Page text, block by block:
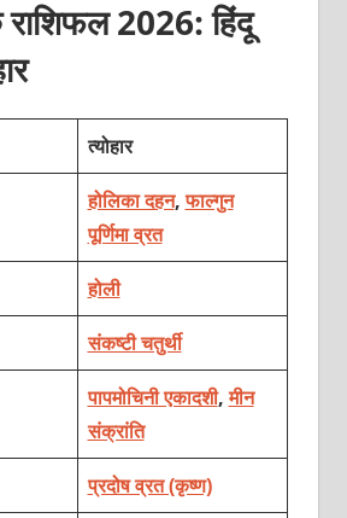
राशिफल 2026: हिंदू
त्योहार
होलिका दहन,फाल्गुन
पूर्णिमा व्रत
होली
संकष्टी चतुर्थी
पापमोचिनी एकादशी,मीन
संक्रांति
प्रदोष व्रत (कृष्ण)